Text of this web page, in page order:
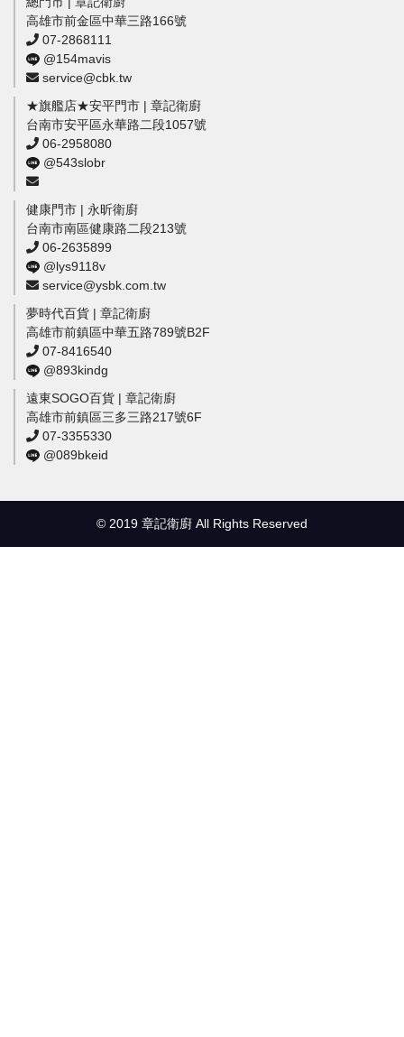
高雄市前金區中華三路166號
07-2868111
@154mavis
service@cbk.tw
★旗艦店★安平門市 | 章記衛廚
台南市安平區永華路二段1057號
06-2958080
@543slobr
健康門市 | 永昕衛廚
台南市南區健康路二段213號
06-2635899
@lys9118v
service@ysbk.com.tw
夢時代百貨 | 章記衛廚
高雄市前鎮區中華五路789號B2F
07-8416540
@893kindg
遠東SOGO百貨 | 章記衛廚
高雄市前鎮區三多三路217號6F
07-3355330
@089bkeid
© 2019 章記衛廚 All Rights Reserved